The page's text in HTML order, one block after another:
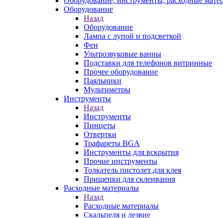
Оборудование
Назад
Оборудование
Лампа с лупой и подсветкой
Фен
Ультрозвуковые ванны
Подставки для телефонов витринные
Прочее оборудование
Паяльники
Мультиметры
Инструменты
Назад
Инструменты
Пинцеты
Отвертки
Трафареты BGA
Инструменты для вскрытия
Прочие инструменты
Толкатель пистолет для клея
Прищепки для склеивания
Расходные материалы
Назад
Расходные материалы
Скальпеля и лезвие